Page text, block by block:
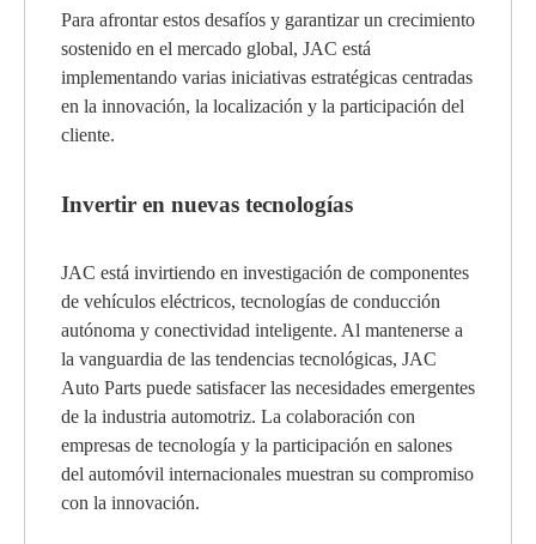
Para afrontar estos desafíos y garantizar un crecimiento
sostenido en el mercado global, JAC está
implementando varias iniciativas estratégicas centradas
en la innovación, la localización y la participación del
cliente.
Invertir en nuevas tecnologías
JAC está invirtiendo en investigación de componentes
de vehículos eléctricos, tecnologías de conducción
autónoma y conectividad inteligente. Al mantenerse a
la vanguardia de las tendencias tecnológicas, JAC
Auto Parts puede satisfacer las necesidades emergentes
de la industria automotriz. La colaboración con
empresas de tecnología y la participación en salones
del automóvil internacionales muestran su compromiso
con la innovación.